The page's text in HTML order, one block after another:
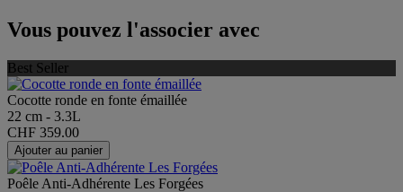
Vous pouvez l'associer avec
Best Seller
Cocotte ronde en fonte émaillée
22 cm - 3.3L
CHF 359.00
Ajouter au panier
Poêle Anti-Adhérente Les Forgées